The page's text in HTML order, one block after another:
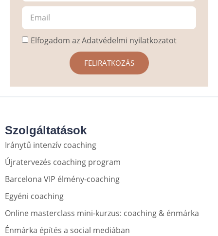
Elfogadom az Adatvédelmi nyilatkozatot
FELIRATKOZÁS
Szolgáltatások
Iránytű intenzív coaching
Újratervezés coaching program
Barcelona VIP élmény-coaching
Egyéni coaching
Online masterclass mini-kurzus: coaching & énmárka
Énmárka építés a social mediában